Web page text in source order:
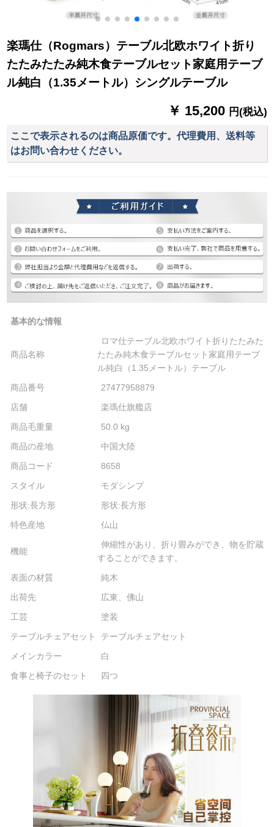
楽瑪仕（Rogmars）テーブル北欧ホワイト折り
たたみたたみ純木食テーブルセット家庭用テーブ
ル純白（1.35メートル）シングルテーブル
￥ 15,200 円(税込)
ここで表示されるのは商品原価です。代理費用、送料等
はお問い合わせください。
基本的な情報
商品名称
ロマ仕テーブル北欧ホワイト折りたたみた
たたみ純木食テーブルセット家庭用テーブ
ル純白（1.35メートル）テーブル
商品番号
27477958879
店舗
楽瑪仕旗艦店
商品毛重量
50.0 kg
商品の産地
中国大陸
商品コード
8658
スタイル
モダシンプ
形状:長方形
形状:長方形
特色産地
仏山
機能
伸縮性があり、折り畳みができ、物を貯蔵
することができます。
表面の材質
純木
出荷先
広東、佛山
工芸
塗装
テーブルチェアセット
テーブルチェアセット
メインカラー
白
食事と椅子のセット
四つ